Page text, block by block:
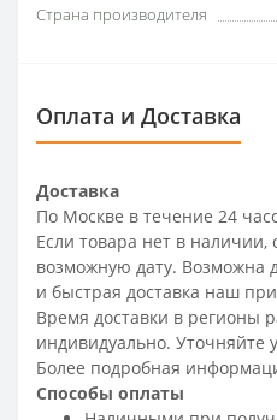
Страна производителя
Оплата и Доставка
Доставка
По Москве в течение 24
Если товара нет в
возможную дату. Возможна
и быстрая доставка наш
Время доставки в регионы
индивидуально. Уточняйте
Более подробная
Способы оплаты